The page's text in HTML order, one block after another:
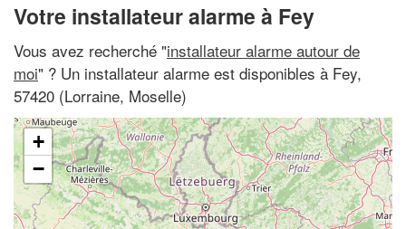
Votre installateur alarme à Fey
Vous avez recherché "installateur alarme autour de
moi" ? Un installateur alarme est disponibles à Fey,
57420 (Lorraine, Moselle)
+
−